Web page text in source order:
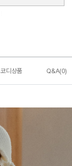
코디상품 Q&A(0)